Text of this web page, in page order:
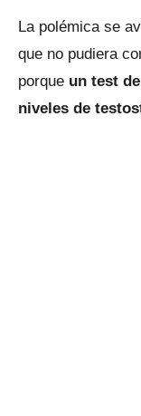
La polémica se
que no pudiera
porque un test
niveles de